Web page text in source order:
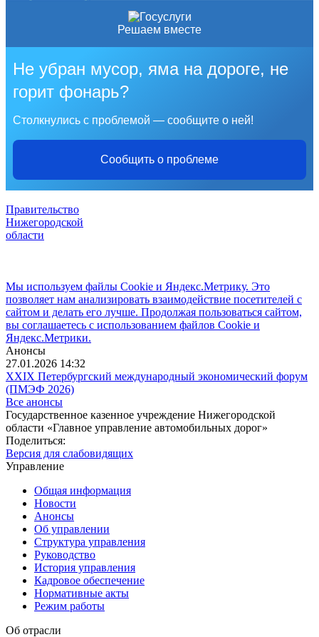
Решаем вместе
Не убран мусор, яма на дороге, не
горит фонарь?
Столкнулись с проблемой — сообщите о ней!
Сообщить о проблеме
Правительство
Нижегородской
области
Мы используем файлы Cookie и Яндекс.Метрику. Это
позволяет нам анализировать взаимодействие посетителей с
сайтом и делать его лучше. Продолжая пользоваться сайтом,
вы соглашаетесь с использованием файлов Cookie и
Яндекс.Метрики.
Анонсы
27.01.2026 14:32
XXIX Петербургский международный экономический форум
(ПМЭФ 2026)
Все анонсы
Государственное казенное учреждение Нижегородской
области «Главное управление автомобильных дорог»
Поделиться:
Версия для слабовидящих
Управление
Общая информация
Новости
Анонсы
Об управлении
Структура управления
Руководство
История управления
Кадровое обеспечение
Нормативные акты
Режим работы
Об отрасли